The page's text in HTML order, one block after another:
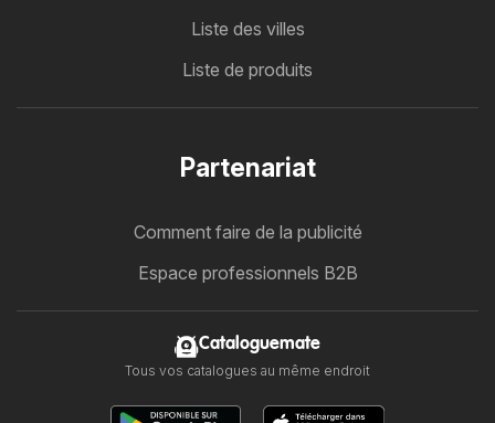
Liste des villes
Liste de produits
Partenariat
Comment faire de la publicité
Espace professionnels B2B
Cataloguemate
Tous vos catalogues au même endroit